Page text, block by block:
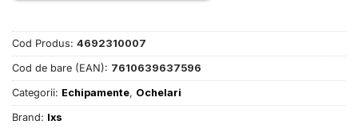
Cod Produs: 4692310007
Cod de bare (EAN): 7610639637596
Categorii: Echipamente, Ochelari
Brand: Ixs